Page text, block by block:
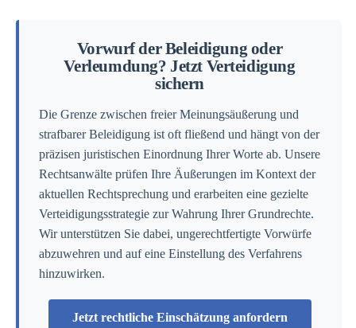
Vorwurf der Beleidigung oder
Verleumdung? Jetzt Verteidigung
sichern
Die Grenze zwischen freier Meinungsäußerung und
strafbarer Beleidigung ist oft fließend und hängt von der
präzisen juristischen Einordnung Ihrer Worte ab. Unsere
Rechtsanwälte prüfen Ihre Äußerungen im Kontext der
aktuellen Rechtsprechung und erarbeiten eine gezielte
Verteidigungsstrategie zur Wahrung Ihrer Grundrechte.
Wir unterstützen Sie dabei, ungerechtfertigte Vorwürfe
abzuwehren und auf eine Einstellung des Verfahrens
hinzuwirken.
Jetzt rechtliche Einschätzung anfordern